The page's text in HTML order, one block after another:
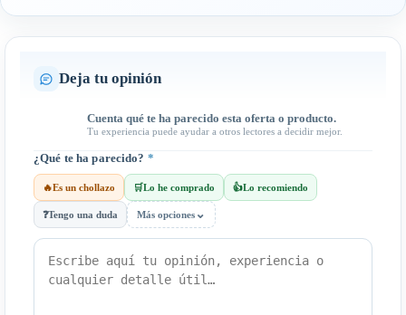
Deja tu opinión
Cuenta qué te ha parecido esta oferta o producto.
Tu experiencia puede ayudar a otros lectores a decidir mejor.
¿Qué te ha parecido? *
🔥Es un chollazo 🛒Lo he comprado 👍Lo recomiendo
❓Tengo una duda Más opciones ⌄